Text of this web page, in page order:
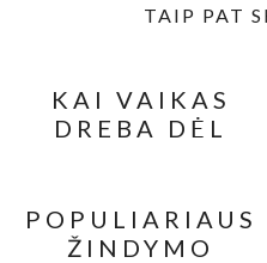
TAIP PAT
KAI VAIKAS
DREBA DĖL
POPULIARIAUSI
ŽINDYMO